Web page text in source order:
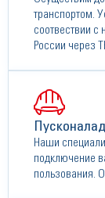
транспортом.
соотвествии
России через
Наши
подключение
пользования.